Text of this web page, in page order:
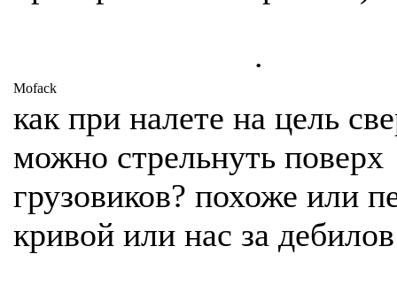
.
Mofack
как при налете на цель
можно стрельнуть поверх
грузовиков? похоже или
кривой или нас за